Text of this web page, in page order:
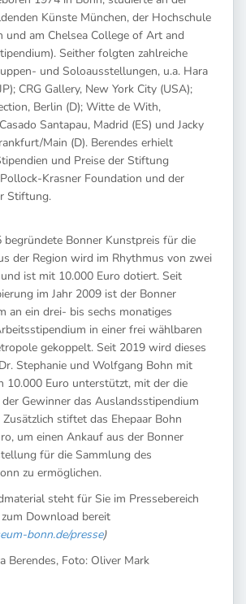
Künste München, der Hochschule
und am Chelsea College of Art and
Seither folgten zahlreiche
und Soloausstellungen, u.a. Hara
CRG Gallery, New York City (USA);
Berlin (D); Witte de With,
Santapau, Madrid (ES) und Jacky
Main (D). Berendes erhielt
und Preise der Stiftung
Krasner Foundation und der
Stiftung.
begründete Bonner Kunstpreis für die
der Region wird im Rhythmus von zwei
ist mit 10.000 Euro dotiert. Seit
im Jahr 2009 ist der Bonner
an ein drei- bis sechs monatiges
in einer frei wählbaren
gekoppelt. Seit 2019 wird dieses
Stephanie und Wolfgang Bohn mit
10.000 Euro unterstützt, mit der die
Gewinner das Auslandsstipendium
stiftet das Ehepaar Bohn
um einen Ankauf aus der Bonner
für die Sammlung des
zu ermöglichen.
steht für Sie im Pressebereich
Download bereit
bonn.de/presse)
Berendes, Foto: Oliver Mark